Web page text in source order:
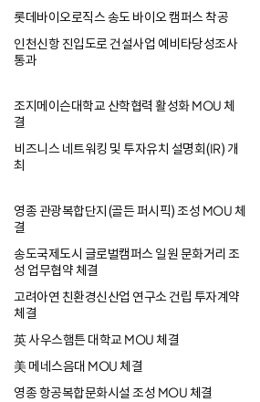
롯데바이오로직스 송도 바이오 캠퍼스 착공
인천신항 진입도로 건설사업 예비타당성조사
통과
조지메이슨대학교 산학협력 활성화 MOU 체
결
비즈니스 네트워킹 및 투자유치 설명회(IR) 개
최
영종 관광복합단지(골든 퍼시픽) 조성 MOU 체
결
송도국제도시 글로벌캠퍼스 일원 문화거리 조
성 업무협약 체결
고려아연 친환경신산업 연구소 건립 투자계약
체결
英 사우스햄튼 대학교 MOU 체결
美 메네스음대 MOU 체결
영종 항공복합문화시설 조성 MOU 체결